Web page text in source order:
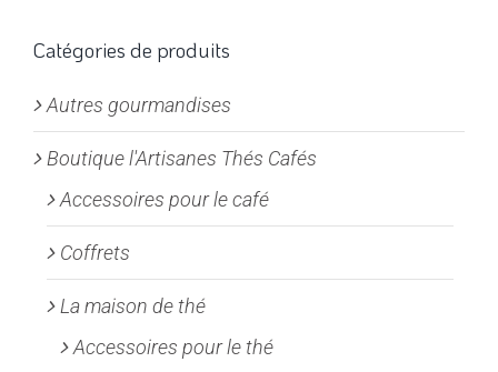
options
être
choisies
sur
la
page
produit
Catégories de produits
Autres gourmandises
Boutique l'Artisanes Thés Cafés
Accessoires pour le café
Coffrets
La maison de thé
Accessoires pour le thé